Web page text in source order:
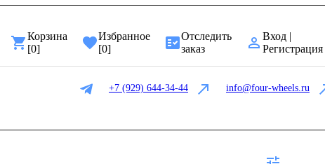
Корзина
[0]
Избранное
[0]
Отследить
заказ
Вход |
Регистрация
+7 (929) 644-34-44 info@four-wheels.ru